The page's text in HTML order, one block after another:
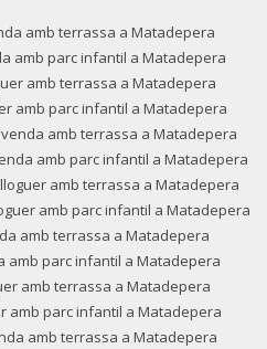
amb terrassa a Matadepera
amb parc infantil a Matadepera
amb terrassa a Matadepera
amb parc infantil a Matadepera
amb terrassa a Matadepera
amb parc infantil a Matadepera
amb terrassa a Matadepera
amb parc infantil a Matadepera
amb terrassa a Matadepera
amb parc infantil a Matadepera
amb terrassa a Matadepera
amb parc infantil a Matadepera
amb terrassa a Matadepera